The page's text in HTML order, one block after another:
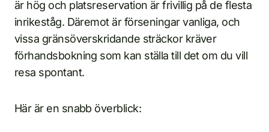
är hög och platsreservation är frivillig på de flesta
inrikeståg. Däremot är förseningar vanliga, och
vissa gränsöverskridande sträckor kräver
förhandsbokning som kan ställa till det om du vill
resa spontant.
Här är en snabb överblick: